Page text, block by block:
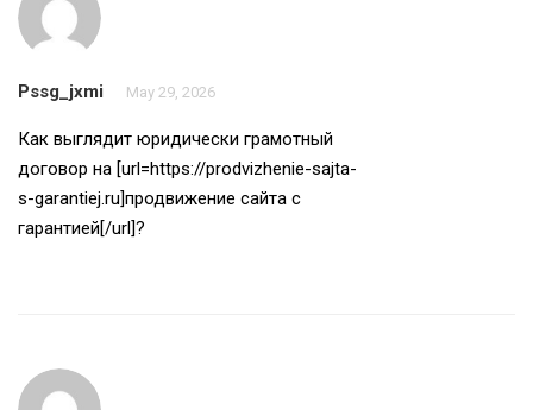
Pssg_jxmi May 29, 2026
Как выглядит юридически грамотный
договор на [url=https://prodvizhenie-sajta-
s-garantiej.ru]продвижение сайта с
гарантией[/url]?